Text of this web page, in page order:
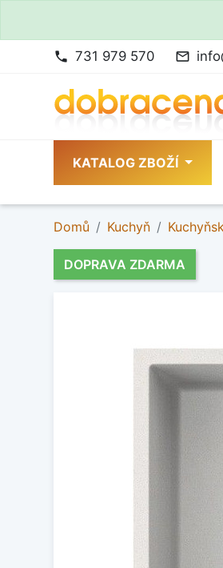
phone 731 979 570 mail_outline
KATALOG ZBOŽÍ
Domů Kuchyň
DOPRAVA ZDARMA